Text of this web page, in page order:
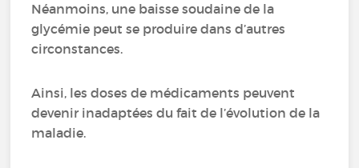
Néanmoins, une baisse soudaine de la
glycémie peut se produire dans d’autres
circonstances.
Ainsi, les doses de médicaments peuvent
devenir inadaptées du fait de l’évolution de la
maladie.